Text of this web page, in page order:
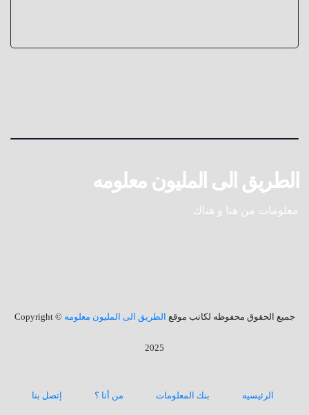
الطريق الى المليون معلومه
معلومات من هنا و هناك
جميع الحقوق محفوظه لكاتب موقع الطريق الى المليون معلومه © Copyright
2025
الرئيسيه بنك المعلومات من أنا ؟ إتصل بنا